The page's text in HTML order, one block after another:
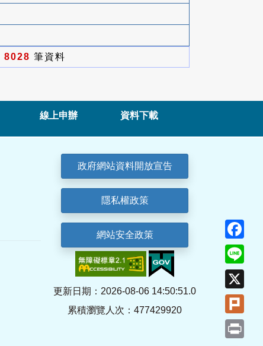
8028 筆資料
線上申辦 資料下載
政府網站資料開放宣告
隱私權政策
網站安全政策
更新日期：2026-08-06 14:50:51.0
累積瀏覽人次：477429920